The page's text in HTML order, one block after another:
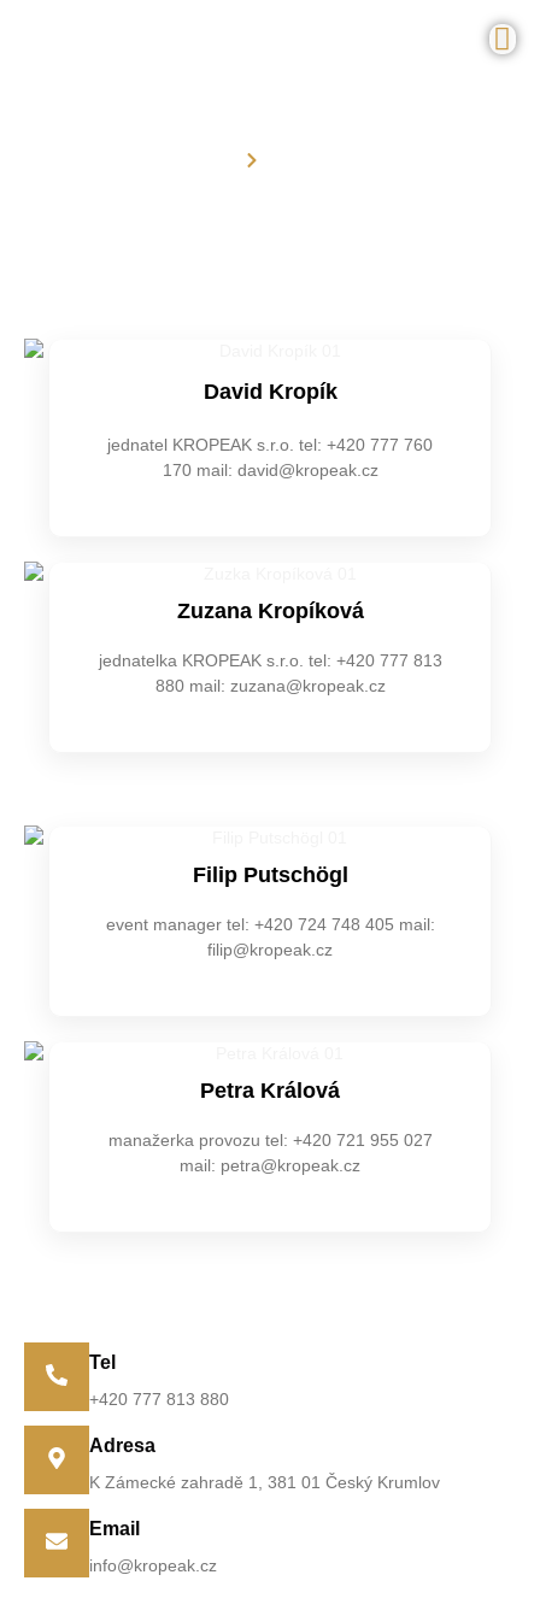
David Kropík
jednatel KROPEAK s.r.o. tel: +420 777 760
170 mail: david@kropeak.cz
Zuzana Kropíková
jednatelka KROPEAK s.r.o. tel: +420 777 813
880 mail: zuzana@kropeak.cz
Filip Putschögl
event manager tel: +420 724 748 405 mail:
filip@kropeak.cz
Petra Králová
manažerka provozu tel: +420 721 955 027
mail: petra@kropeak.cz
Tel
+420 777 813 880
Adresa
K Zámecké zahradě 1, 381 01 Český Krumlov
Email
info@kropeak.cz